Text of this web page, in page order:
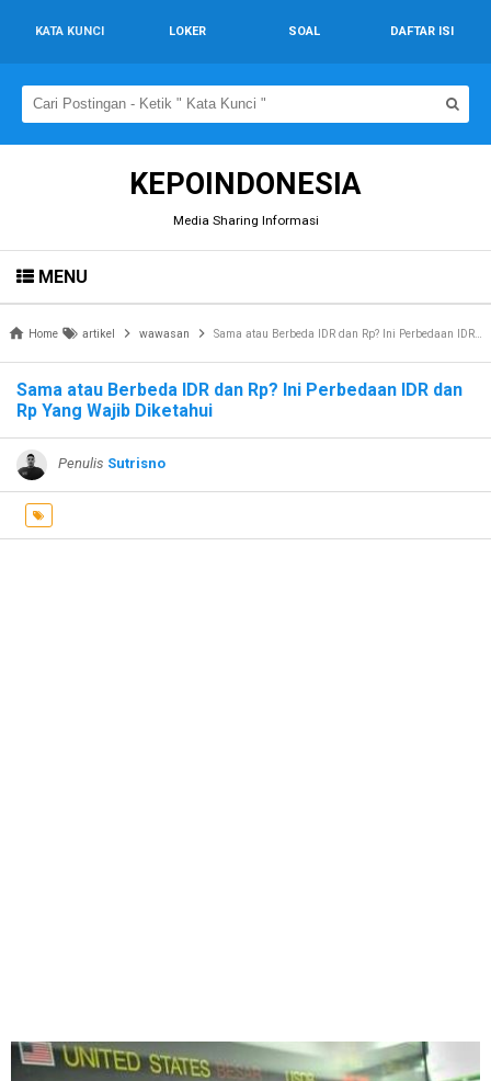
KATA KUNCI LOKER SOAL DAFTAR ISI
KEPOINDONESIA
Media Sharing Informasi
MENU
Home artikel wawasan Sama atau Berbeda IDR dan Rp? Ini Perbedaan IDR dan Rp Yang Wajib Diketahui
Sama atau Berbeda IDR dan Rp? Ini Perbedaan IDR dan
Rp Yang Wajib Diketahui
Penulis Sutrisno